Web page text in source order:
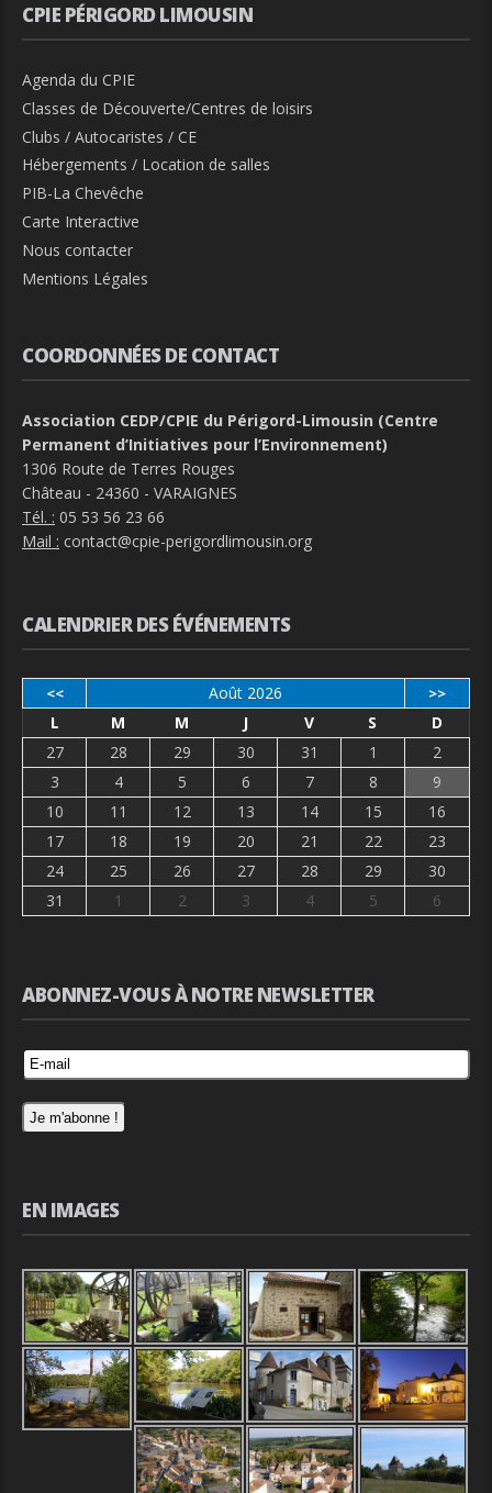
CPIE PÉRIGORD LIMOUSIN
Agenda du CPIE
Classes de Découverte/Centres de loisirs
Clubs / Autocaristes / CE
Hébergements / Location de salles
PIB-La Chevêche
Carte Interactive
Nous contacter
Mentions Légales
COORDONNÉES DE CONTACT
Association CEDP/CPIE du Périgord-Limousin (Centre
Permanent d’Initiatives pour l’Environnement)
1306 Route de Terres Rouges
Château - 24360 - VARAIGNES
Tél. : 05 53 56 23 66
Mail : contact@cpie-perigordlimousin.org
CALENDRIER DES ÉVÉNEMENTS
<< Août 2026 >>
L M M J V S
D
27
28 29 30 31 1
2
3
4 5 6 7 8
9
10
11 12 13 14 15
16
17
18 19 20 21 22
23
24
25 26 27 28 29
30
31
1 2 3 4 5 6
ABONNEZ-VOUS À NOTRE NEWSLETTER
EN IMAGES